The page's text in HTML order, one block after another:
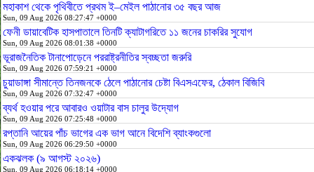
মহাকাশ থেকে পৃথিবীতে প্রথম ই–মেইল পাঠানোর ৩৫ বছর আজ
Sun, 09 Aug 2026 08:27:47 +0000
ফেনী ডায়াবেটিক হাসপাতালে তিনটি ক্যাটাগরিতে ১১ জনের চাকরির সুযোগ
Sun, 09 Aug 2026 08:01:38 +0000
ভূরাজনৈতিক টানাপোড়েনে পররাষ্ট্রনীতির স্বচ্ছতা জরুরি
Sun, 09 Aug 2026 07:59:21 +0000
চুয়াডাঙ্গা সীমান্তে তিনজনকে ঠেলে পাঠানোর চেষ্টা বিএসএফের, ঠেকাল বিজিবি
Sun, 09 Aug 2026 07:32:47 +0000
ব্যর্থ হওয়ার পরে আবারও ওয়াটার বাস চালুর উদ্যোগ
Sun, 09 Aug 2026 07:25:48 +0000
রপ্তানি আয়ের পাঁচ ভাগের এক ভাগ আনে বিদেশি ব্যাংকগুলো
Sun, 09 Aug 2026 06:29:50 +0000
একঝলক (৯ আগস্ট ২০২৬)
Sun, 09 Aug 2026 06:18:14 +0000